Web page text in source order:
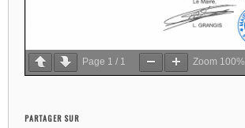
Page 1 / 1 Zoom 100%
PARTAGER SUR